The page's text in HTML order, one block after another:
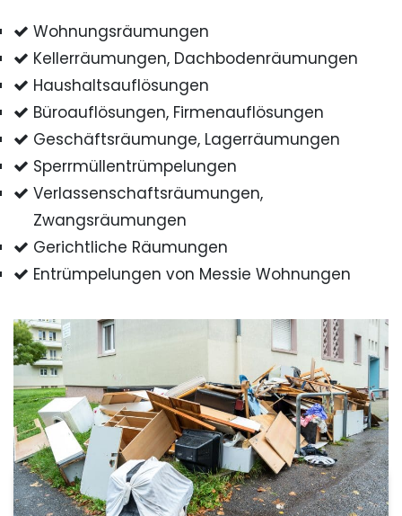
Wohnungsräumungen
Kellerräumungen, Dachbodenräumungen
Haushaltsauflösungen
Büroauflösungen, Firmenauflösungen
Geschäftsräumunge, Lagerräumungen
Sperrmüllentrümpelungen
Verlassenschaftsräumungen,
Zwangsräumungen
Gerichtliche Räumungen
Entrümpelungen von Messie Wohnungen